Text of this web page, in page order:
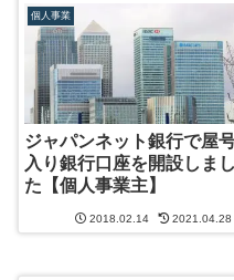
個人事業
ジャパンネット銀行で屋
入り銀行口座を開設しまし
た【個人事業主】
2018.02.14 2021.04.28